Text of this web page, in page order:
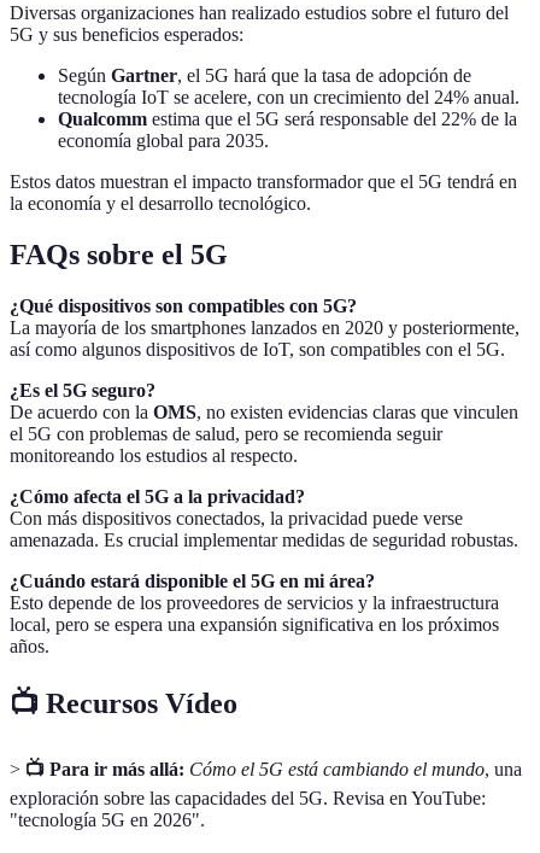
Diversas organizaciones han realizado estudios sobre el futuro del
5G y sus beneficios esperados:
Según Gartner, el 5G hará que la tasa de adopción de
tecnología IoT se acelere, con un crecimiento del 24% anual.
Qualcomm estima que el 5G será responsable del 22% de la
economía global para 2035.
Estos datos muestran el impacto transformador que el 5G tendrá en
la economía y el desarrollo tecnológico.
FAQs sobre el 5G
¿Qué dispositivos son compatibles con 5G?
La mayoría de los smartphones lanzados en 2020 y posteriormente,
así como algunos dispositivos de IoT, son compatibles con el 5G.
¿Es el 5G seguro?
De acuerdo con la OMS, no existen evidencias claras que vinculen
el 5G con problemas de salud, pero se recomienda seguir
monitoreando los estudios al respecto.
¿Cómo afecta el 5G a la privacidad?
Con más dispositivos conectados, la privacidad puede verse
amenazada. Es crucial implementar medidas de seguridad robustas.
¿Cuándo estará disponible el 5G en mi área?
Esto depende de los proveedores de servicios y la infraestructura
local, pero se espera una expansión significativa en los próximos
años.
📺 Recursos Vídeo
> 📺 Para ir más allá: Cómo el 5G está cambiando el mundo, una
exploración sobre las capacidades del 5G. Revisa en YouTube:
"tecnología 5G en 2026".